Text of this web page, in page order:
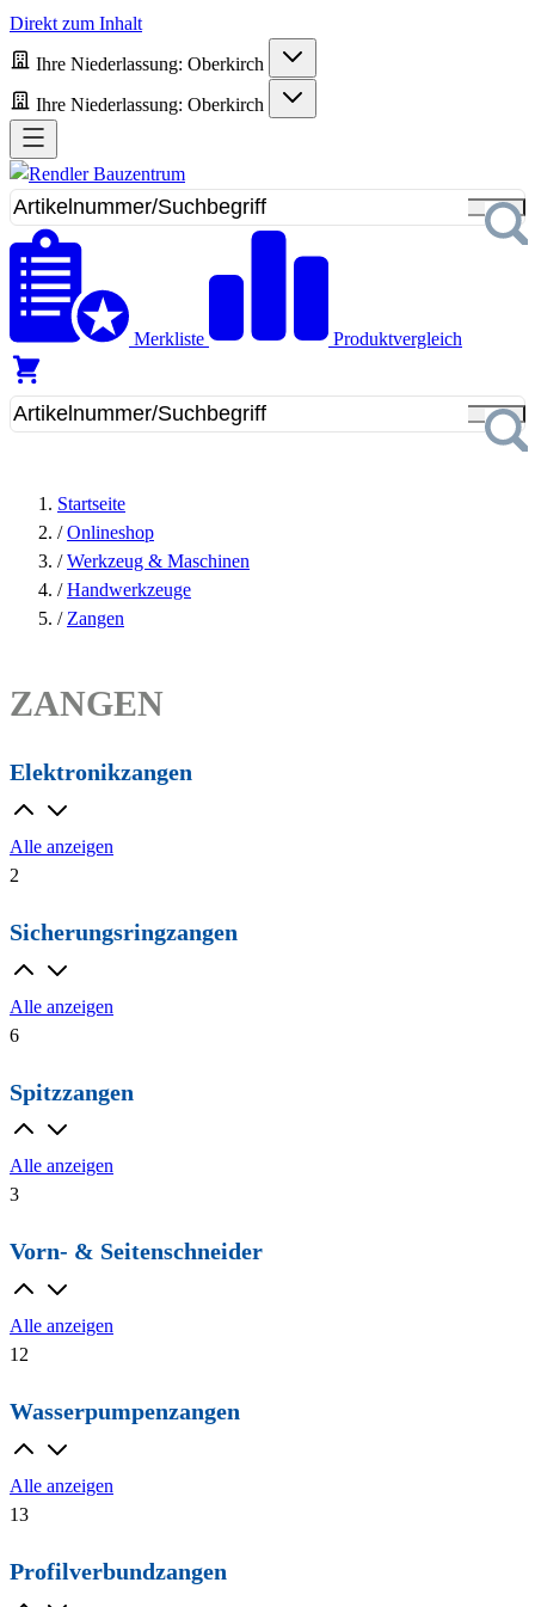
Direkt zum Inhalt
Ihre Niederlassung: Oberkirch
Ihre Niederlassung: Oberkirch
Merkliste Produktvergleich
Startseite
/ Onlineshop
/ Werkzeug & Maschinen
/ Handwerkzeuge
/ Zangen
ZANGEN
Elektronikzangen
Alle anzeigen
2
Sicherungsringzangen
Alle anzeigen
6
Spitzzangen
Alle anzeigen
3
Vorn- & Seitenschneider
Alle anzeigen
12
Wasserpumpenzangen
Alle anzeigen
13
Profilverbundzangen